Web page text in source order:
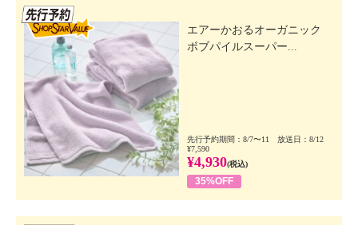
エアーかおるオーガニック
ボブパイルスーパー...
先行予約期間：8/7〜11 放送日：8/12
¥7,590
¥4,930(税込)
35%OFF